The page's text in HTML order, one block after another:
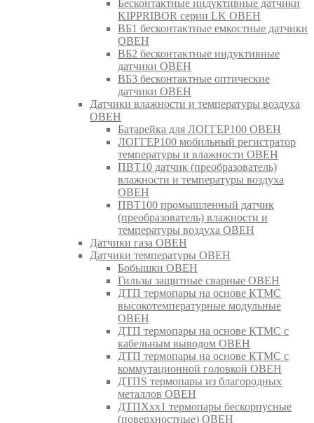
Бесконтактные индуктивные датчики
KIPPRIBOR серии LK ОВЕН
ВБ1 бесконтактные емкостные датчики
ОВЕН
ВБ2 бесконтактные индуктивные
датчики ОВЕН
ВБ3 бесконтактные оптические
датчики ОВЕН
Датчики влажности и температуры воздуха
ОВЕН
Батарейка для ЛОГГЕР100 ОВЕН
ЛОГГЕР100 мобильный регистратор
температуры и влажности ОВЕН
ПВТ10 датчик (преобразователь)
влажности и температуры воздуха
ОВЕН
ПВТ100 промышленный датчик
(преобразователь) влажности и
температуры воздуха ОВЕН
Датчики газа ОВЕН
Датчики температуры ОВЕН
Бобышки ОВЕН
Гильзы защитные сварные ОВЕН
ДТП термопары на основе КТМС
высокотемпературные модульные
ОВЕН
ДТП термопары на основе КТМС с
кабельным выводом ОВЕН
ДТП термопары на основе КТМС с
коммутационной головкой ОВЕН
ДТПS термопары из благородных
металлов ОВЕН
ДТПХхх1 термопары бескорпусные
(поверхностные) ОВЕН